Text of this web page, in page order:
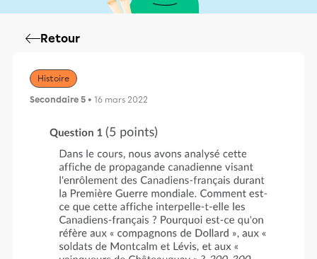
Retour
Histoire
Secondaire 5 • 16 mars 2022